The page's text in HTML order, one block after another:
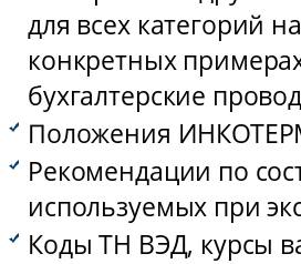
для всех категорий
конкретных
бухгалтерские
Положения
Рекомендации по
используемых при
Коды ТН ВЭД, курсы